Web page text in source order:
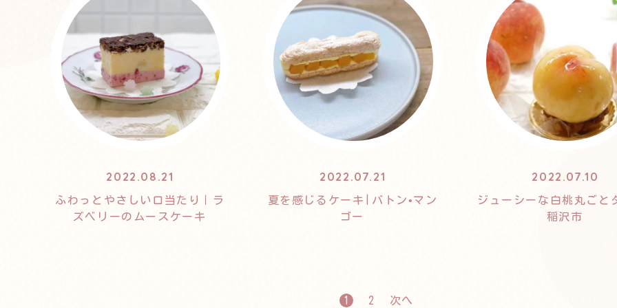
2022.08.21
ふわっとやさしい口当たり｜ラ
ズベリーのムースケーキ
2022.07.21
夏を感じるケーキ|バトン•マン
ゴー
2022.07.10
ジューシーな白桃丸ごと
稲沢市
1 2 次へ